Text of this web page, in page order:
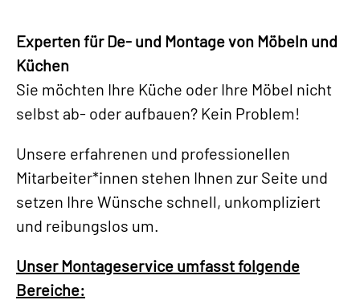
Experten für De- und Montage von Möbeln und
Küchen
Sie möchten Ihre Küche oder Ihre Möbel nicht
selbst ab- oder aufbauen? Kein Problem!
Unsere erfahrenen und professionellen
Mitarbeiter*innen stehen Ihnen zur Seite und
setzen Ihre Wünsche schnell, unkompliziert
und reibungslos um.
Unser Montageservice umfasst folgende
Bereiche: